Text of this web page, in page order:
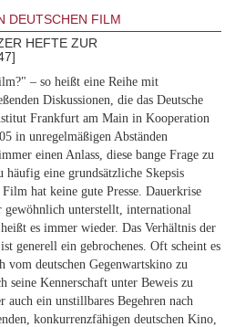
DEUTSCHEN FILM
HEFTE ZUR
– so heißt eine Reihe mit
Diskussionen, die das Deutsche
Frankfurt am Main in Kooperation
in unregelmäßigen Abständen
einen Anlass, diese bange Frage zu
eine grundsätzliche Skepsis
hat keine gute Presse. Dauerkrise
unterstellt, international
es immer wieder. Das Verhältnis der
generell ein gebrochenes. Oft scheint es
vom deutschen Gegenwartskino zu
seine Kennerschaft unter Beweis zu
auch ein unstillbares Begehren nach
konkurrenzfähigen deutschen Kino,